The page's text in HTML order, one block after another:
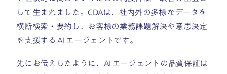
して生まれました。CDAは、社内外の多様なデータを
横断検索・要約し、お客様の業務課題解決や意思決定
を支援する AI エージェントです。
先にお伝えしたように、AI エージェントの品質保証は